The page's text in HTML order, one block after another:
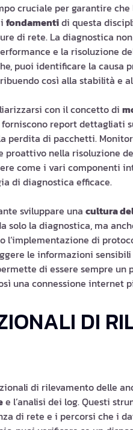
cruciale per garantire
fondamentidi questa
di rete. La diagnostica
e la risoluzione
puoi identificare la causa
così alla stabilità e
con il concetto di
report dettagliati
perdita di pacchetti.
proattivo nella risoluzione
come i vari componenti
di diagnostica efficace.
sviluppare una cultura
solo la diagnostica, ma
di
le informazioni
di essere sempre un
una connessione internet
DI
di rilevamento delle
e l’analisi dei log. Questi
di rete e i percorsi che i